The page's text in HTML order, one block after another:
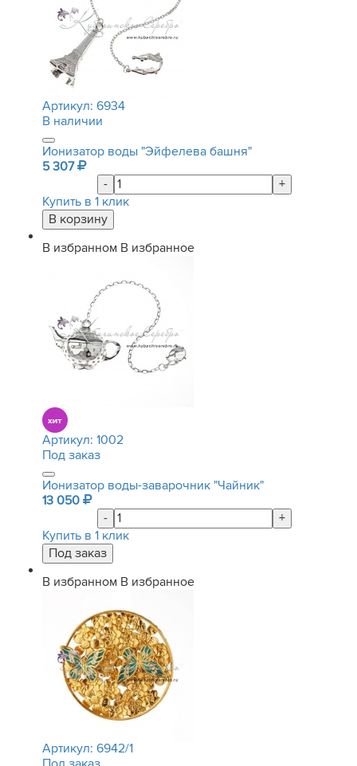
Артикул: 6934
В наличии
Ионизатор воды "Эйфелева башня"
5 307
-
+
Купить в 1 клик
В избранном В избранное
Артикул: 1002
Под заказ
Ионизатор воды-заварочник "Чайник"
13 050
-
+
Купить в 1 клик
В избранном В избранное
Артикул: 6942/1